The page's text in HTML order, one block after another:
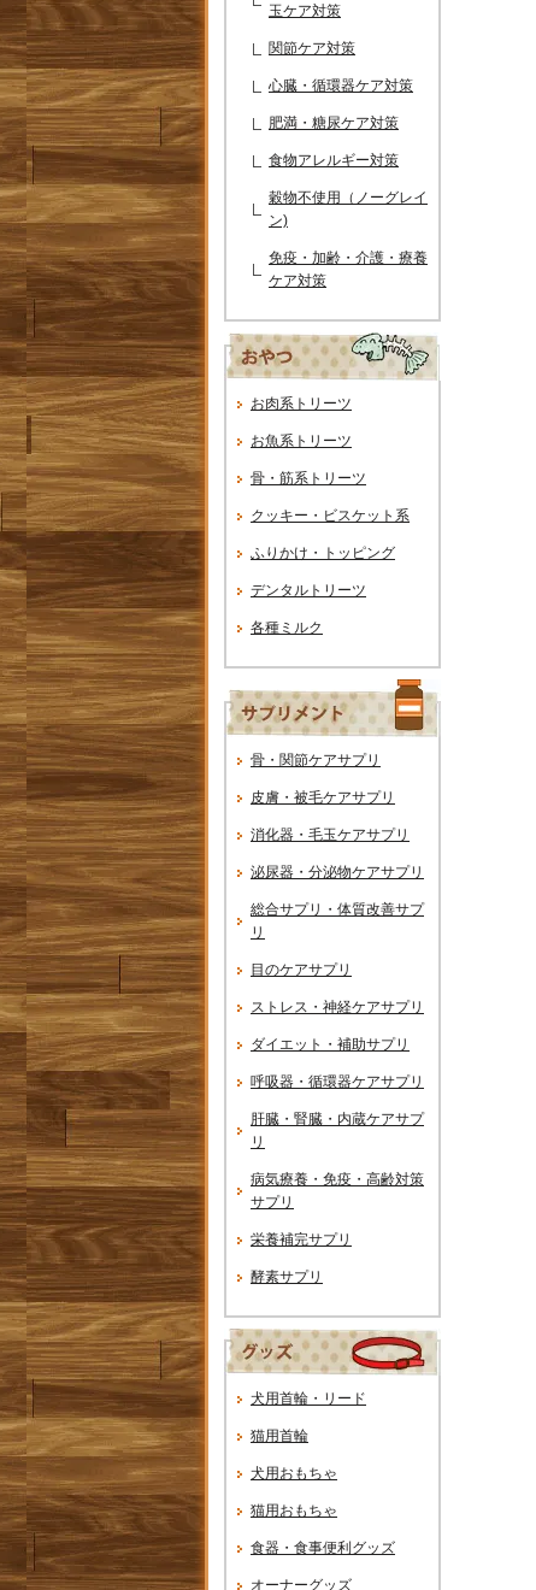
玉ケア対策
関節ケア対策
心臓・循環器ケア対策
肥満・糖尿ケア対策
食物アレルギー対策
穀物不使用（ノーグレイ
ン)
免疫・加齢・介護・療養
ケア対策
お肉系トリーツ
お魚系トリーツ
骨・筋系トリーツ
クッキー・ビスケット系
ふりかけ・トッピング
デンタルトリーツ
各種ミルク
骨・関節ケアサプリ
皮膚・被毛ケアサプリ
消化器・毛玉ケアサプリ
泌尿器・分泌物ケアサプリ
総合サプリ・体質改善サプ
リ
目のケアサプリ
ストレス・神経ケアサプリ
ダイエット・補助サプリ
呼吸器・循環器ケアサプリ
肝臓・腎臓・内蔵ケアサプ
リ
病気療養・免疫・高齢対策
サプリ
栄養補完サプリ
酵素サプリ
犬用首輪・リード
猫用首輪
犬用おもちゃ
猫用おもちゃ
食器・食事便利グッズ
オーナーグッズ